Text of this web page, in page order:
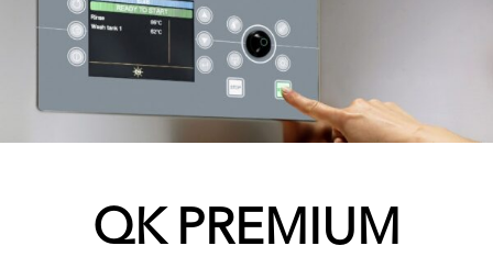
QK PREMIUM